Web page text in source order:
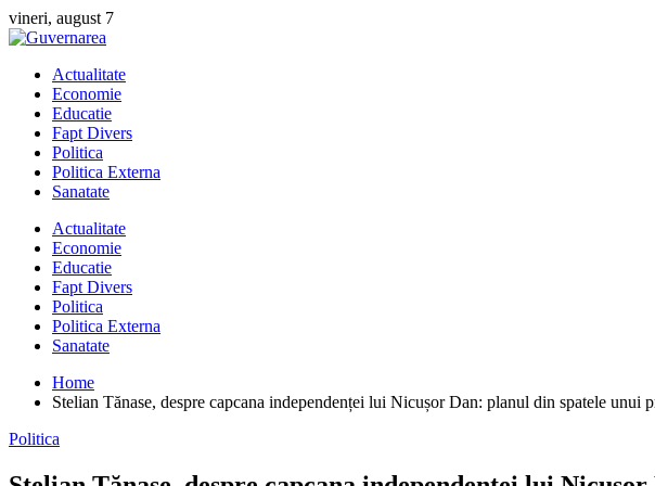
Skip
to
vineri, august 7
Actualitate
Economie
Educatie
Fapt Divers
Politica
Politica Externa
Sanatate
Actualitate
Economie
Educatie
Fapt Divers
Politica
Politica Externa
Sanatate
Home
Stelian Tănase, despre capcana independenței lui Nicușor Dan: planul din spatele unui
Politica